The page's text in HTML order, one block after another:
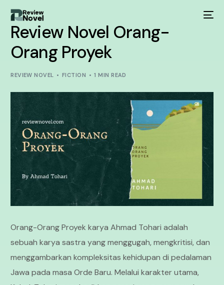
Review Novel Orang-
Orang Proyek
REVIEW NOVEL FICTION 1 MIN READ
Orang-Orang Proyek karya Ahmad Tohari adalah
sebuah karya sastra yang menggugah, mengkritisi, dan
menggambarkan kompleksitas kehidupan di pedalaman
Jawa pada masa Orde Baru. Melalui karakter utama,